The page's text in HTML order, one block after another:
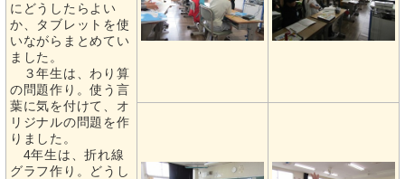
にどうしたらよい
か、タブレットを使
いながらまとめてい
ました。
３年生は、わり算
の問題作り。使う言
葉に気を付けて、オ
リジナルの問題を作
りました。
4年生は、折れ線
グラフ作り。どうし